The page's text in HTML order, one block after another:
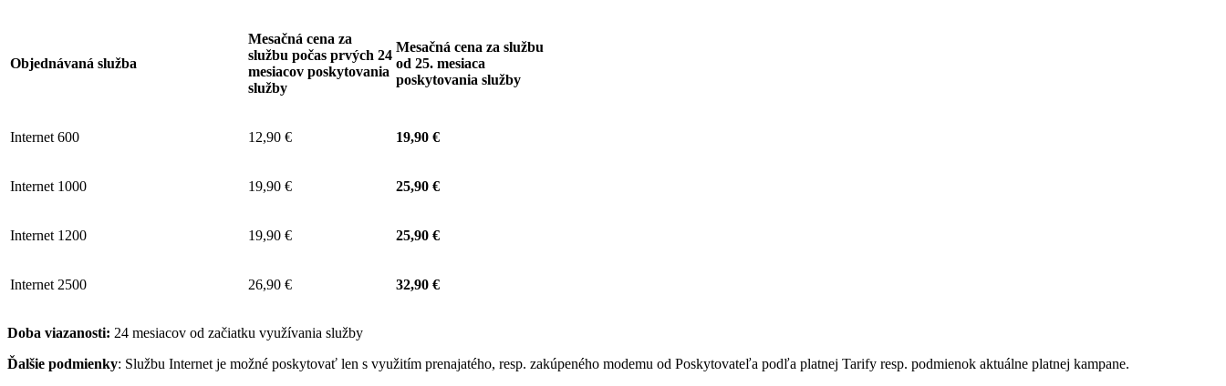
Objednávaná služba
Mesačná cena za
službu počas prvých 24
mesiacov poskytovania
služby
Mesačná cena za službu
od 25. mesiaca
poskytovania služby
Internet 600 12,90 € 19,90 €
Internet 1000 19,90 € 25,90 €
Internet 1200 19,90 € 25,90 €
Internet 2500 26,90 € 32,90 €
Doba viazanosti: 24 mesiacov od začiatku využívania služby
Ďalšie podmienky: Službu Internet je možné poskytovať len s využitím prenajatého, resp. zakúpeného modemu od Poskytovateľa podľa platnej Tarify resp. podmienok aktuálne platnej kampane.